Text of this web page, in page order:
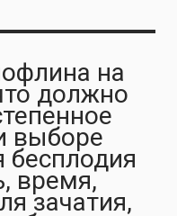
на
должно
выборе
бесплодия
время,
зачатия,